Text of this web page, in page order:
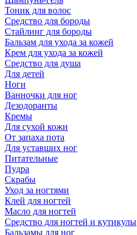
Тоник для волос
Средство для бороды
Стайлинг для бороды
Бальзам для ухода за кожей
Крем для ухода за кожей
Средство для душа
Для детей
Ноги
Ванночки для ног
Дезодоранты
Кремы
Для сухой кожи
От запаха пота
Для уставших ног
Питательные
Пудра
Скрабы
Уход за ногтями
Клей для ногтей
Масло для ногтей
Средство для ногтей и кутикулы
Бальзамы для ног